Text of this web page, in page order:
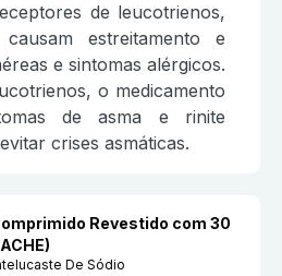
de leucotrienos,
estreitamento e
e sintomas alérgicos.
o medicamento
de asma e rinite
crises asmáticas.
Revestido com 30
De Sódio